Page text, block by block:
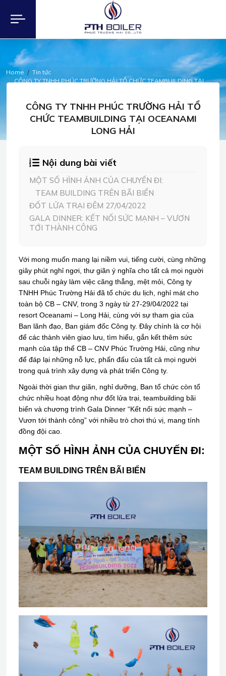
Home
Tin tức
CÔNG TY TNHH PHÚC TRƯỜNG HẢI TỔ CHỨC TEAMBUILDING TẠI
TIN TỨC
CÔNG TY TNHH PHÚC TRƯỜNG HẢI TỔ
CHỨC TEAMBUILDING TẠI OCEANAMI
LONG HẢI
Nội dung bài viết
MỘT SỐ HÌNH ẢNH CỦA CHUYẾN ĐI:
TEAM BUILDING TRÊN BÃI BIỂN
ĐỐT LỬA TRẠI ĐÊM 27/04/2022
GALA DINNER: KẾT NỐI SỨC MẠNH – VƯƠN
TỚI THÀNH CÔNG
Với mong muốn mang lại niềm vui, tiếng cười, cùng những
giây phút nghỉ ngơi, thư giãn ý nghĩa cho tất cả mọi người
sau chuỗi ngày làm việc căng thẳng, mệt mỏi, Công ty
TNHH Phúc Trường Hải đã tổ chức du lịch, nghỉ mát cho
toàn bộ CB – CNV, trong 3 ngày từ 27-29/04/2022 tại
resort Oceanami – Long Hải, cùng với sự tham gia của
Ban lãnh đạo, Ban giám đốc Công ty. Đây chính là cơ hội
để các thành viên giao lưu, tìm hiểu, gắn kết thêm sức
mạnh của tập thể CB – CNV Phúc Trường Hải, cũng như
để đáp lại những nỗ lực, phấn đấu của tất cả mọi người
trong quá trình xây dựng và phát triển Công ty.
Ngoài thời gian thư giãn, nghỉ dưỡng, Ban tổ chức còn tổ
chức nhiều hoạt động như đốt lửa trại, teambuilding bãi
biển và chương trình Gala Dinner “Kết nối sức mạnh –
Vươn tới thành công” với nhiều trò chơi thú vị, mang tính
đồng đội cao.
MỘT SỐ HÌNH ẢNH CỦA CHUYẾN ĐI:
TEAM BUILDING TRÊN BÃI BIỂN